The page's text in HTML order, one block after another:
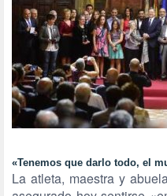
«Tenemos que darlo todo, el
La atleta, maestra y